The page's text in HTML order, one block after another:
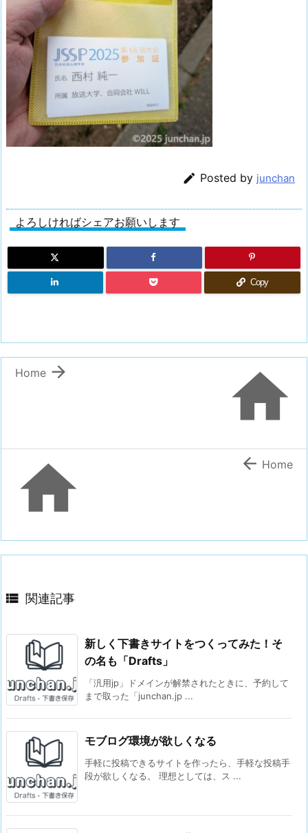
 Posted by junchan
よろしければシェアお願いします
Copy


Home
  Home
 関連記事
新しく下書きサイトをつくってみた！そ
の名も「Drafts」
「汎用jp」ドメインが解禁されたときに、予約して
まで取った「junchan.jp ...
モブログ環境が欲しくなる
手軽に投稿できるサイトを作ったら、手軽な投稿手
段が欲しくなる。 理想としては、ス ...